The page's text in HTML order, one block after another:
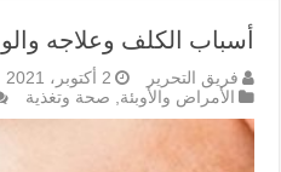
أسباب الكلف وعلاجه
فريق التحرير
2 أكتوبر، 2021
الأمراض والأوبئة
صحة وتغذية